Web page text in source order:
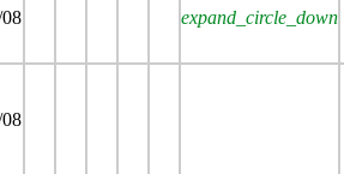
expand_circle_down